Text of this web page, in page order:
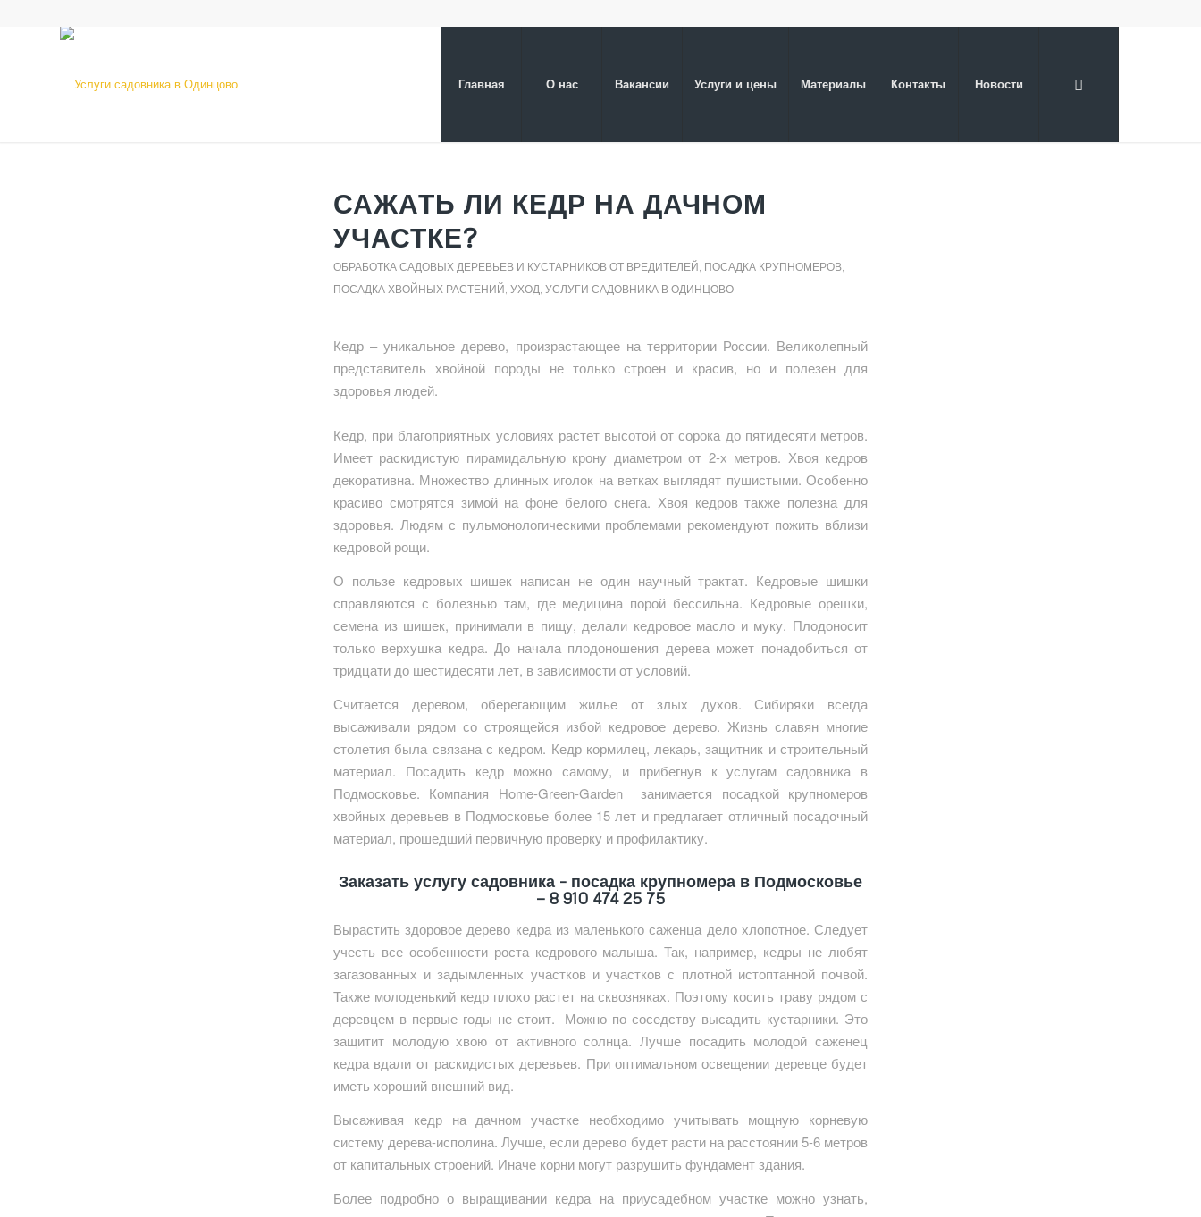
Главная О нас Вакансии Услуги и цены Материалы Контакты Новости
САЖАТЬ ЛИ КЕДР НА ДАЧНОМ
УЧАСТКЕ?
ОБРАБОТКА САДОВЫХ ДЕРЕВЬЕВ И КУСТАРНИКОВ ОТ ВРЕДИТЕЛЕЙ, ПОСАДКА КРУПНОМЕРОВ,
ПОСАДКА ХВОЙНЫХ РАСТЕНИЙ, УХОД, УСЛУГИ САДОВНИКА В ОДИНЦОВО
Кедр – уникальное дерево, произрастающее на территории России. Великолепный
представитель хвойной породы не только строен и красив, но и полезен для
здоровья людей.
Кедр, при благоприятных условиях растет высотой от сорока до пятидесяти метров.
Имеет раскидистую пирамидальную крону диаметром от 2-х метров. Хвоя кедров
декоративна. Множество длинных иголок на ветках выглядят пушистыми. Особенно
красиво смотрятся зимой на фоне белого снега. Хвоя кедров также полезна для
здоровья. Людям с пульмонологическими проблемами рекомендуют пожить вблизи
кедровой рощи.
О пользе кедровых шишек написан не один научный трактат. Кедровые шишки
справляются с болезнью там, где медицина порой бессильна. Кедровые орешки,
семена из шишек, принимали в пищу, делали кедровое масло и муку. Плодоносит
только верхушка кедра. До начала плодоношения дерева может понадобиться от
тридцати до шестидесяти лет, в зависимости от условий.
Считается деревом, оберегающим жилье от злых духов. Сибиряки всегда
высаживали рядом со строящейся избой кедровое дерево. Жизнь славян многие
столетия была связана с кедром. Кедр кормилец, лекарь, защитник и строительный
материал. Посадить кедр можно самому, и прибегнув к услугам садовника в
Подмосковье. Компания Home-Green-Garden занимается посадкой крупномеров
хвойных деревьев в Подмосковье более 15 лет и предлагает отличный посадочный
материал, прошедший первичную проверку и профилактику.
Заказать услугу садовника – посадка крупномера в Подмосковье
— 8 910 474 25 75
Вырастить здоровое дерево кедра из маленького саженца дело хлопотное. Следует
учесть все особенности роста кедрового малыша. Так, например, кедры не любят
загазованных и задымленных участков и участков с плотной истоптанной почвой.
Также молоденький кедр плохо растет на сквозняках. Поэтому косить траву рядом с
деревцем в первые годы не стоит. Можно по соседству высадить кустарники. Это
защитит молодую хвою от активного солнца. Лучше посадить молодой саженец
кедра вдали от раскидистых деревьев. При оптимальном освещении деревце будет
иметь хороший внешний вид.
Высаживая кедр на дачном участке необходимо учитывать мощную корневую
систему дерева-исполина. Лучше, если дерево будет расти на расстоянии 5-6 метров
от капитальных строений. Иначе корни могут разрушить фундамент здания.
Более подробно о выращивании кедра на приусадебном участке можно узнать,